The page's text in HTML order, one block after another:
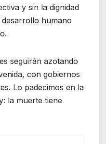
y sin la dignidad
humano
seguirán azotando
con gobiernos
Lo padecimos en la
la muerte tiene